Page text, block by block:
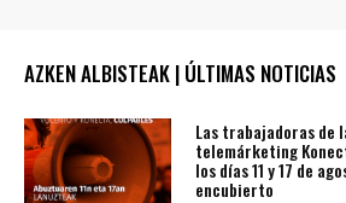
AZKEN ALBISTEAK | ÚLTIMAS NOTICIAS
Las trabajadoras de
telemárketing
los días 11 y 17 de
encubierto